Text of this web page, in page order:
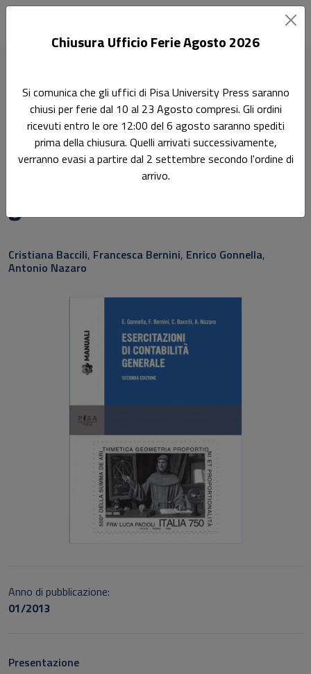
Economia Aziendale 13/ECON-06
Esercitazioni di contabilità generale
Didattica
Esercitazioni di contabilità
Cristiana Baccili, Francesca Bernini, Enrico Gonnella,
Antonio Nazaro
Anno di pubblicazione:
01/2013
Presentazione
Chiusura Ufficio Ferie Agosto 2026
Si comunica che gli uffici di Pisa University Press saranno
chiusi per ferie dal 10 al 23 Agosto compresi. Gli ordini
ricevuti entro le ore 12:00 del 6 agosto saranno spediti
prima della chiusura. Quelli arrivati successivamente,
verranno evasi a partire dal 2 settembre secondo l'ordine di
arrivo.